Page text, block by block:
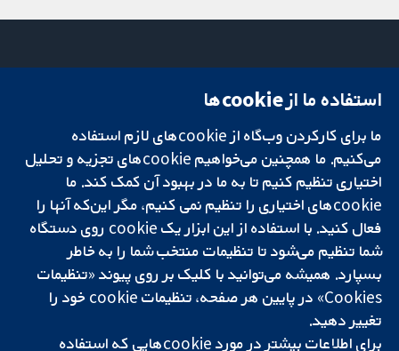
تحقیقات قابل
اعتماد.
تصمیم‌گیری آگاهانه.
سلامت بهتر.
میدان کاوندیش
لندن
W1G 0AN
بریتانیا
دفتر رسانه‌ای
درباره ما
فرصت‌های
شغلی
Cochrane
Library
شبکه همکاری کاکرین، یک مؤسسه خیریه (شماره 1045921) و یک شرکت با
و ولز است. شماره ثبت مالیات بر ارزش افزوده: GB 718 2127 49.
استفاده ما از cookie‌ها
ما برای کارکردن وب‌گاه از cookie‌های لازم استفاده
می‌کنیم. ما همچنین می‌خواهیم cookie‌های تجزیه و تحلیل
اختیاری تنظیم کنیم تا به ما در بهبود آن کمک کند. ما
cookie‌های اختیاری را تنظیم نمی کنیم، مگر این‌که آنها را
فعال کنید. با استفاده از این ابزار یک cookie‌ روی دستگاه
شما تنظیم می‌شود تا تنظیمات منتخب شما را به خاطر
بسپارد. همیشه می‌توانید با کلیک بر روی پیوند «تنظیمات
Cookies» در پایین هر صفحه، تنظیمات cookie‌ خود را
تغییر دهید.
برای اطلاعات بیشتر در مورد cookie‌هایی که استفاده